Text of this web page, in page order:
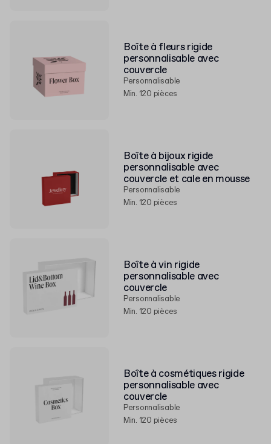
Boîte à fleurs rigide
personnalisable avec
couvercle
Personnalisable
Min. 120 pièces
Boîte à bijoux rigide
personnalisable avec
couvercle et cale en mousse
Personnalisable
Min. 120 pièces
Boîte à vin rigide
personnalisable avec
couvercle
Personnalisable
Min. 120 pièces
Boîte à cosmétiques rigide
personnalisable avec
couvercle
Personnalisable
Min. 120 pièces